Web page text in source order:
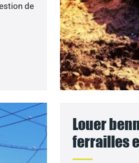
de
Louer
ferrailles